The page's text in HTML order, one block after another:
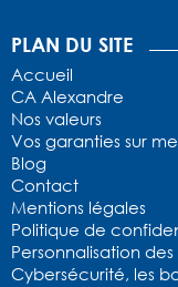
PLAN DU SITE
Accueil
CA Alexandre
Nos valeurs
Vos garanties sur
Blog
Contact
Mentions légales
Politique de
Personnalisation
Cybersécurité, les